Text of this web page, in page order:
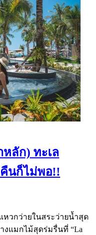
หลัก) ทะเล
นก็ไม่พอ!!
หวกว่ายในสระว่ายน้ำสุด
งแมกไม้สุดร่มรื่นที่ “La